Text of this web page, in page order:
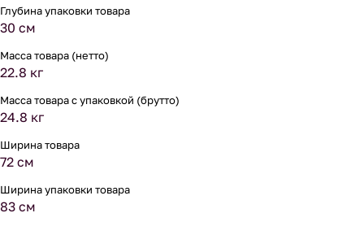
Глубина упаковки товара
30 см
Масса товара (нетто)
22.8 кг
Масса товара с упаковкой (брутто)
24.8 кг
Ширина товара
72 см
Ширина упаковки товара
83 см